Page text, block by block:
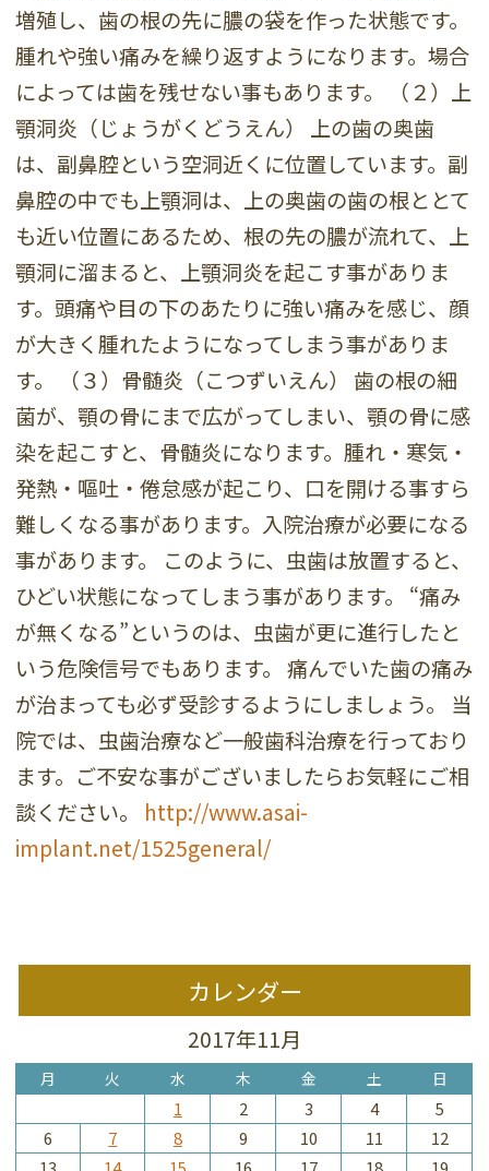
増殖し、歯の根の先に膿の袋を作った状態です。
腫れや強い痛みを繰り返すようになります。場合
によっては歯を残せない事もあります。 （２）上
顎洞炎（じょうがくどうえん） 上の歯の奥歯
は、副鼻腔という空洞近くに位置しています。副
鼻腔の中でも上顎洞は、上の奥歯の歯の根ととて
も近い位置にあるため、根の先の膿が流れて、上
顎洞に溜まると、上顎洞炎を起こす事がありま
す。頭痛や目の下のあたりに強い痛みを感じ、顔
が大きく腫れたようになってしまう事がありま
す。 （３）骨髄炎（こつずいえん） 歯の根の細
菌が、顎の骨にまで広がってしまい、顎の骨に感
染を起こすと、骨髄炎になります。腫れ・寒気・
発熱・嘔吐・倦怠感が起こり、口を開ける事すら
難しくなる事があります。入院治療が必要になる
事があります。 このように、虫歯は放置すると、
ひどい状態になってしまう事があります。 “痛み
が無くなる”というのは、虫歯が更に進行したと
いう危険信号でもあります。 痛んでいた歯の痛み
が治まっても必ず受診するようにしましょう。 当
院では、虫歯治療など一般歯科治療を行っており
ます。ご不安な事がございましたらお気軽にご相
談ください。 http://www.asai-
implant.net/1525general/
カレンダー
2017年11月
月 火 水 木 金 土 日
1 2 3 4
5
6
7 8 9 10 11
12